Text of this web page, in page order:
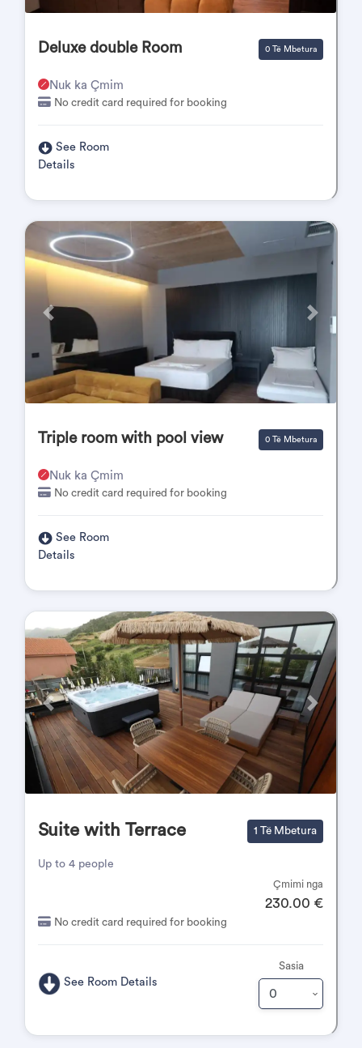
Deluxe double Room 0 Të Mbetura
Nuk ka Çmim
No credit card required for booking
See Room
Details
Përpara Pas
Triple room with pool view 0 Të Mbetura
Nuk ka Çmim
No credit card required for booking
See Room
Details
Përpara Pas
Suite with Terrace 1 Të Mbetura
Up to 4 people
Çmimi nga
230.00 €
No credit card required for booking
See Room Details
Sasia